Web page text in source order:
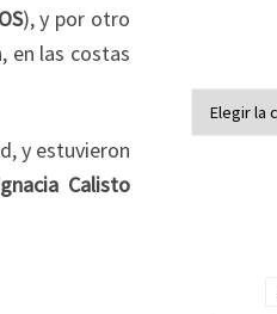
), y por otro
en las costas
y estuvieron
Calisto